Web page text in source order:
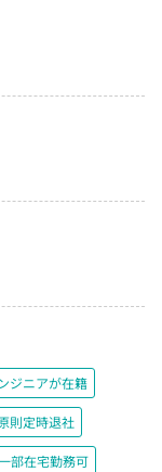
ジニアが在籍
則定時退社
部在宅勤務可